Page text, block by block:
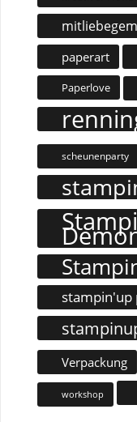
paperart
Paperlove
scheunenparty
stampin'up
Verpackung
workshop